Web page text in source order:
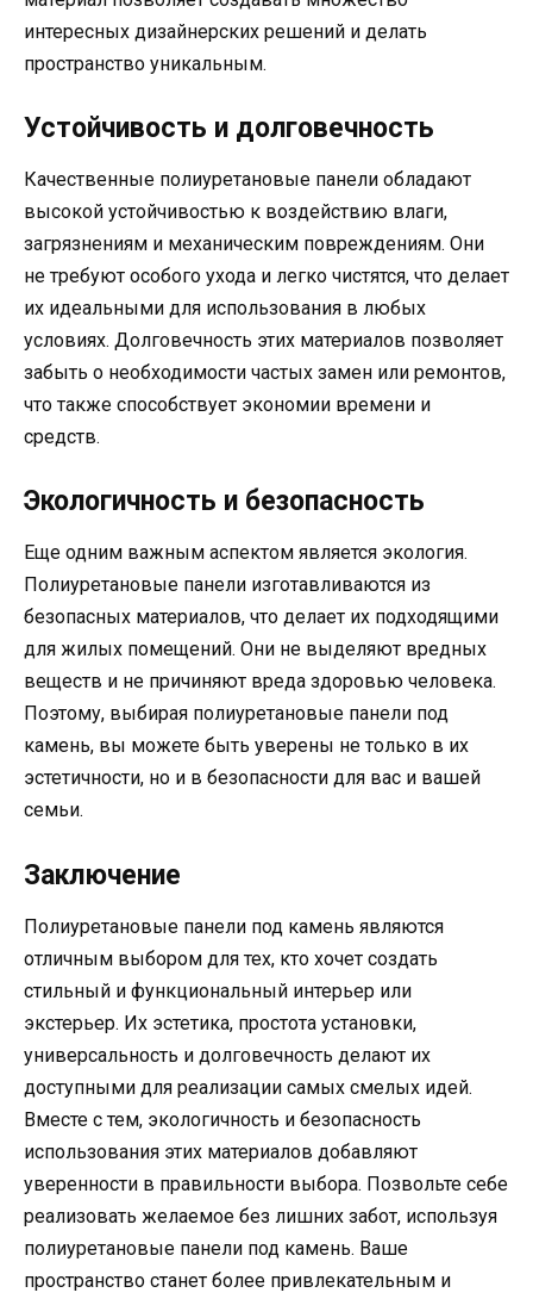
интересных дизайнерских решений и делать
пространство уникальным.
Устойчивость и долговечность
Качественные полиуретановые панели обладают
высокой устойчивостью к воздействию влаги,
загрязнениям и механическим повреждениям. Они
не требуют особого ухода и легко чистятся, что делает
их идеальными для использования в любых
условиях. Долговечность этих материалов позволяет
забыть о необходимости частых замен или ремонтов,
что также способствует экономии времени и
средств.
Экологичность и безопасность
Еще одним важным аспектом является экология.
Полиуретановые панели изготавливаются из
безопасных материалов, что делает их подходящими
для жилых помещений. Они не выделяют вредных
веществ и не причиняют вреда здоровью человека.
Поэтому, выбирая полиуретановые панели под
камень, вы можете быть уверены не только в их
эстетичности, но и в безопасности для вас и вашей
семьи.
Заключение
Полиуретановые панели под камень являются
отличным выбором для тех, кто хочет создать
стильный и функциональный интерьер или
экстерьер. Их эстетика, простота установки,
универсальность и долговечность делают их
доступными для реализации самых смелых идей.
Вместе с тем, экологичность и безопасность
использования этих материалов добавляют
уверенности в правильности выбора. Позвольте себе
реализовать желаемое без лишних забот, используя
полиуретановые панели под камень. Ваше
пространство станет более привлекательным и